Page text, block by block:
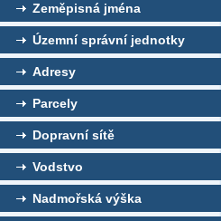
Zeměpisná jména
Územní správní jednotky
Adresy
Parcely
Dopravní sítě
Vodstvo
Nadmořská výška